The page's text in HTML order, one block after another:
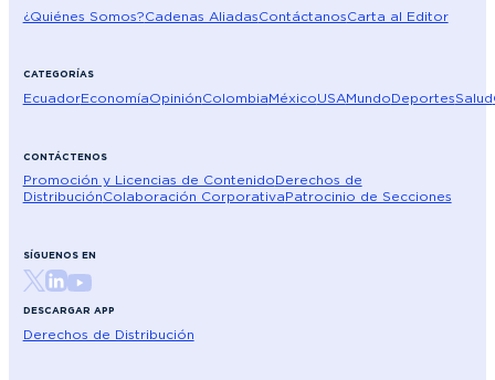
¿Quiénes Somos?Cadenas AliadasContáctanosCarta al Editor
CATEGORÍAS
EcuadorEconomíaOpiniónColombiaMéxicoUSAMundoDeportesSalud
CONTÁCTENOS
Promoción y Licencias de ContenidoDerechos de
DistribuciónColaboración CorporativaPatrocinio de Secciones
SÍGUENOS EN
DESCARGAR APP
Derechos de Distribución